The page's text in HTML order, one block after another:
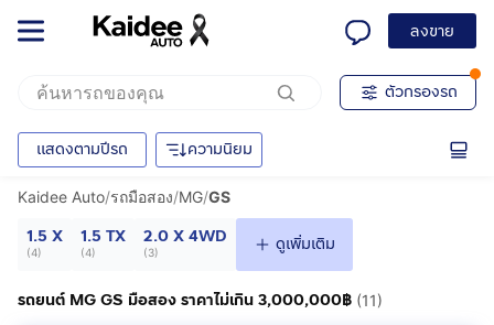
ลงขาย
ตัวกรองรถ
แสดงตามปีรถ ความนิยม
Kaidee Auto/รถมือสอง/MG/GS
1.5 X
(4)
1.5 TX
(4)
2.0 X 4WD
(3) ดูเพิ่มเติม
รถยนต์ MG GS มือสอง ราคาไม่เกิน 3,000,000฿ (11)